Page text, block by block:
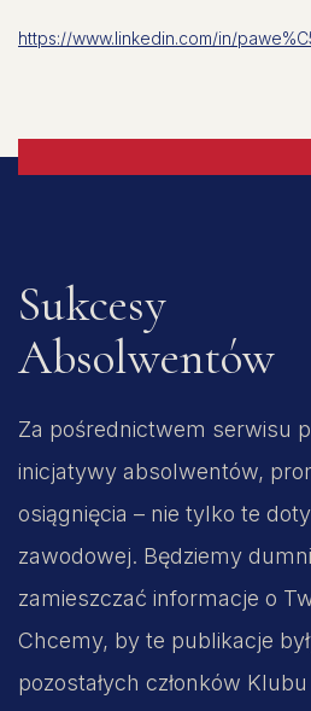
https://www.linkedin.com/in/
Sukcesy
Absolwentów
Za pośrednictwem serwisu
inicjatywy absolwentów,
osiągnięcia – nie tylko te
zawodowej. Będziemy
zamieszczać informacje o
Chcemy, by te publikacje
pozostałych członków